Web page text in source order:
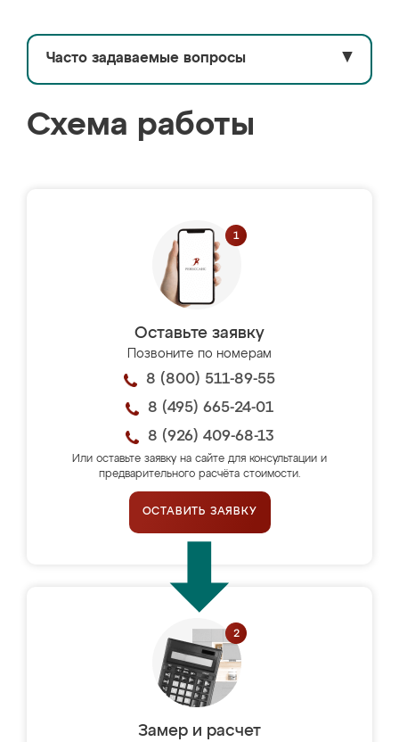
Часто задаваемые вопросы ▼
Схема работы
Оставьте заявку
Позвоните по номерам
8 (800) 511-89-55
8 (495) 665-24-01
8 (926) 409-68-13
Или оставьте заявку на сайте для консультации и
предварительного расчёта стоимости.
ОСТАВИТЬ ЗАЯВКУ
Замер и расчет